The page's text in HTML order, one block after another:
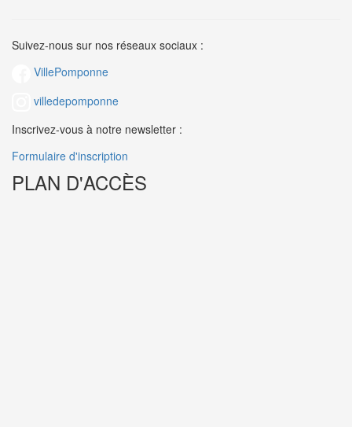
Suivez-nous sur nos réseaux sociaux :
VillePomponne
villedepomponne
Inscrivez-vous à notre newsletter :
Formulaire d'inscription
PLAN D'ACCÈS